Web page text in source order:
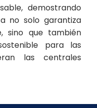
demostrando
no solo garantiza
sino que también
para las
las centrales